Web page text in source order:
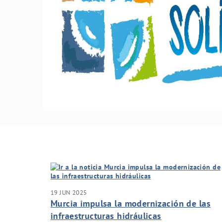
19 JUN 2025
Murcia impulsa la modernización de las
infraestructuras hidráulicas